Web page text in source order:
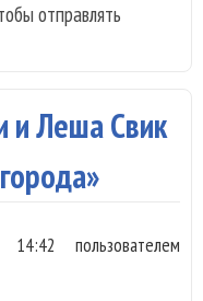
отправлять
и Леша Свик
пользователем